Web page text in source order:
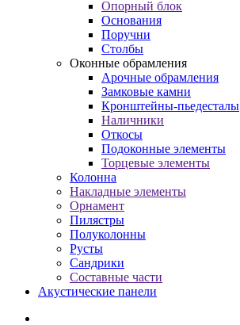
Опорный блок
Основания
Поручни
Столбы
Оконные обрамления
Арочные обрамления
Замковые камни
Кронштейны-пьедесталы
Наличники
Откосы
Подоконные элементы
Торцевые элементы
Колонна
Накладные элементы
Орнамент
Пилястры
Полуколонны
Русты
Сандрики
Составные части
Акустические панели